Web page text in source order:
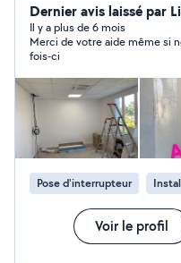
que je fais et surtout
Dernier avis laissé par
Il y a plus de 6 mois
Merci de votre aide même si
fois-ci
Pose d'interrupteur
Voir le profil